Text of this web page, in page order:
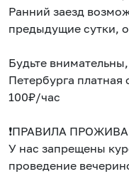
Ранний заезд
предыдущие сутки,
Будьте
Петербурга
100₽/час
❗ПРАВИЛА
У нас запрещены
проведение